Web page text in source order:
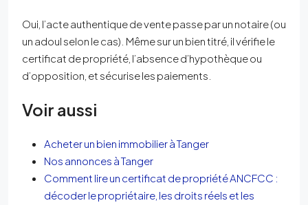
Oui, l’acte authentique de vente passe par un notaire (ou
un adoul selon le cas). Même sur un bien titré, il vérifie le
certificat de propriété, l’absence d’hypothèque ou
d’opposition, et sécurise les paiements.
Voir aussi
Acheter un bien immobilier à Tanger
Nos annonces à Tanger
Comment lire un certificat de propriété ANCFCC :
décoder le propriétaire, les droits réels et les